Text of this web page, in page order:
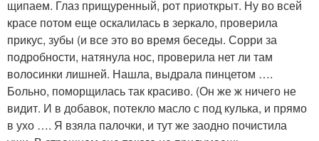
щипаем. Глаз прищуренный, рот приоткрыт. Ну во всей
красе потом еще оскалилась в зеркало, проверила
прикус, зубы (и все это во время беседы. Сорри за
подробности, натянула нос, проверила нет ли там
волосинки лишней. Нашла, выдрала пинцетом ….
Больно, поморщилась так красиво. (Он же ж ничего не
видит. И в добавок, потекло масло с под кулька, и прямо
в ухо …. Я взяла палочки, и тут же заодно почистила